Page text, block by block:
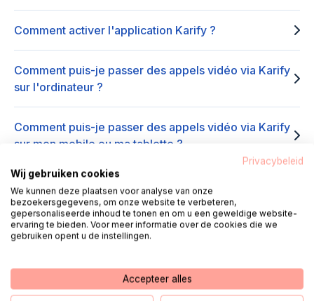
Comment activer l'application Karify ?
Comment puis-je passer des appels vidéo via Karify
sur l'ordinateur ?
Comment puis-je passer des appels vidéo via Karify
sur mon mobile ou ma tablette ?
Puis-je démarrer moi-même un appel vidéo Karify ?
Mon application Karify ne produit aucune image/son
pendant les appels vidéo. Que dois-je faire?
Je ne reçois pas d'appel vidéo via Karify, que dois-
je faire ?
Privacybeleid
Wij gebruiken cookies
We kunnen deze plaatsen voor analyse van onze
bezoekersgegevens, om onze website te verbeteren,
gepersonaliseerde inhoud te tonen en om u een geweldige website-
ervaring te bieden. Voor meer informatie over de cookies die we
gebruiken opent u de instellingen.
Accepteer alles